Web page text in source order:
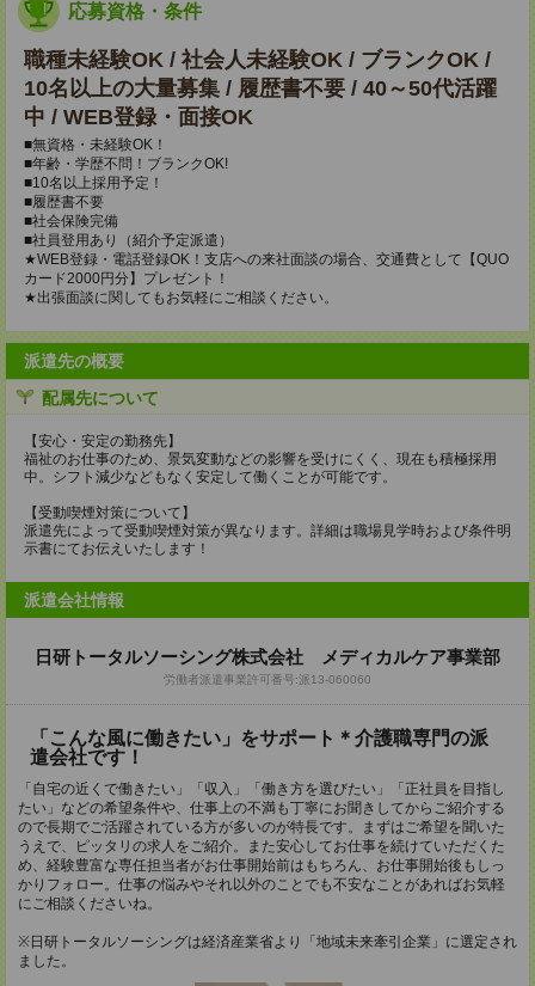
応募資格・条件
職種未経験OK / 社会人未経験OK / ブランクOK /
10名以上の大量募集 / 履歴書不要 / 40～50代活躍
中 / WEB登録・面接OK
■無資格・未経験OK！
■年齢・学歴不問！ブランクOK!
■10名以上採用予定！
■履歴書不要
■社会保険完備
■社員登用あり（紹介予定派遣）
★WEB登録・電話登録OK！支店への来社面談の場合、交通費として【QUO
カード2000円分】プレゼント！
★出張面談に関してもお気軽にご相談ください。
派遣先の概要
配属先について
【安心・安定の勤務先】
福祉のお仕事のため、景気変動などの影響を受けにくく、現在も積極採用
中。シフト減少などもなく安定して働くことが可能です。
【受動喫煙対策について】
派遣先によって受動喫煙対策が異なります。詳細は職場見学時および条件明
示書にてお伝えいたします！
派遣会社情報
日研トータルソーシング株式会社 メディカルケア事業部
労働者派遣事業許可番号:派13-060060
「こんな風に働きたい」をサポート＊介護職専門の派
遣会社です！
「自宅の近くで働きたい」「収入」「働き方を選びたい」「正社員を目指し
たい」などの希望条件や、仕事上の不満も丁寧にお聞きしてからご紹介する
ので長期でご活躍されている方が多いのが特長です。まずはご希望を聞いた
うえで、ピッタリの求人をご紹介。また安心してお仕事を続けていただくた
め、経験豊富な専任担当者がお仕事開始前はもちろん、お仕事開始後もしっ
かりフォロー。仕事の悩みやそれ以外のことでも不安なことがあればお気軽
にご相談くださいね。
※日研トータルソーシングは経済産業省より「地域未来牽引企業」に選定され
ました。